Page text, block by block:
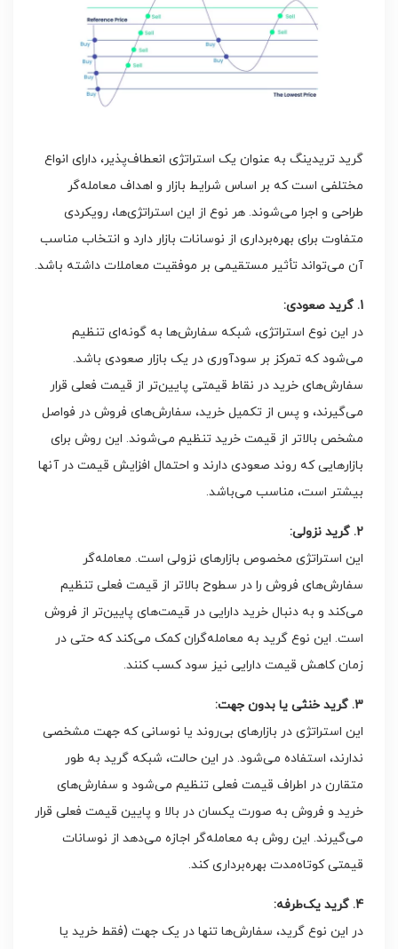
گرید تریدینگ به عنوان یک استراتژی انعطاف‌پذیر، دارای انواع
مختلفی است که بر اساس شرایط بازار و اهداف معامله‌گر
طراحی و اجرا می‌شوند. هر نوع از این استراتژی‌ها، رویکردی
متفاوت برای بهره‌برداری از نوسانات بازار دارد و انتخاب مناسب
آن می‌تواند تأثیر مستقیمی بر موفقیت معاملات داشته باشد.
1. گرید صعودی:
در این نوع استراتژی، شبکه سفارش‌ها به گونه‌ای تنظیم
می‌شود که تمرکز بر سودآوری در یک بازار صعودی باشد.
سفارش‌های خرید در نقاط قیمتی پایین‌تر از قیمت فعلی قرار
می‌گیرند، و پس از تکمیل خرید، سفارش‌های فروش در فواصل
مشخص بالاتر از قیمت خرید تنظیم می‌شوند. این روش برای
بازارهایی که روند صعودی دارند و احتمال افزایش قیمت در آنها
بیشتر است، مناسب می‌باشد.
2. گرید نزولی:
این استراتژی مخصوص بازارهای نزولی است. معامله‌گر
سفارش‌های فروش را در سطوح بالاتر از قیمت فعلی تنظیم
می‌کند و به دنبال خرید دارایی در قیمت‌های پایین‌تر از فروش
است. این نوع گرید به معامله‌گران کمک می‌کند که حتی در
زمان کاهش قیمت دارایی نیز سود کسب کنند.
3. گرید خنثی یا بدون جهت:
این استراتژی در بازارهای بی‌روند یا نوسانی که جهت مشخصی
ندارند، استفاده می‌شود. در این حالت، شبکه گرید به طور
متقارن در اطراف قیمت فعلی تنظیم می‌شود و سفارش‌های
خرید و فروش به صورت یکسان در بالا و پایین قیمت فعلی قرار
می‌گیرند. این روش به معامله‌گر اجازه می‌دهد از نوسانات
قیمتی کوتاه‌مدت بهره‌برداری کند.
4. گرید یک‌طرفه:
در این نوع گرید، سفارش‌ها تنها در یک جهت (فقط خرید یا